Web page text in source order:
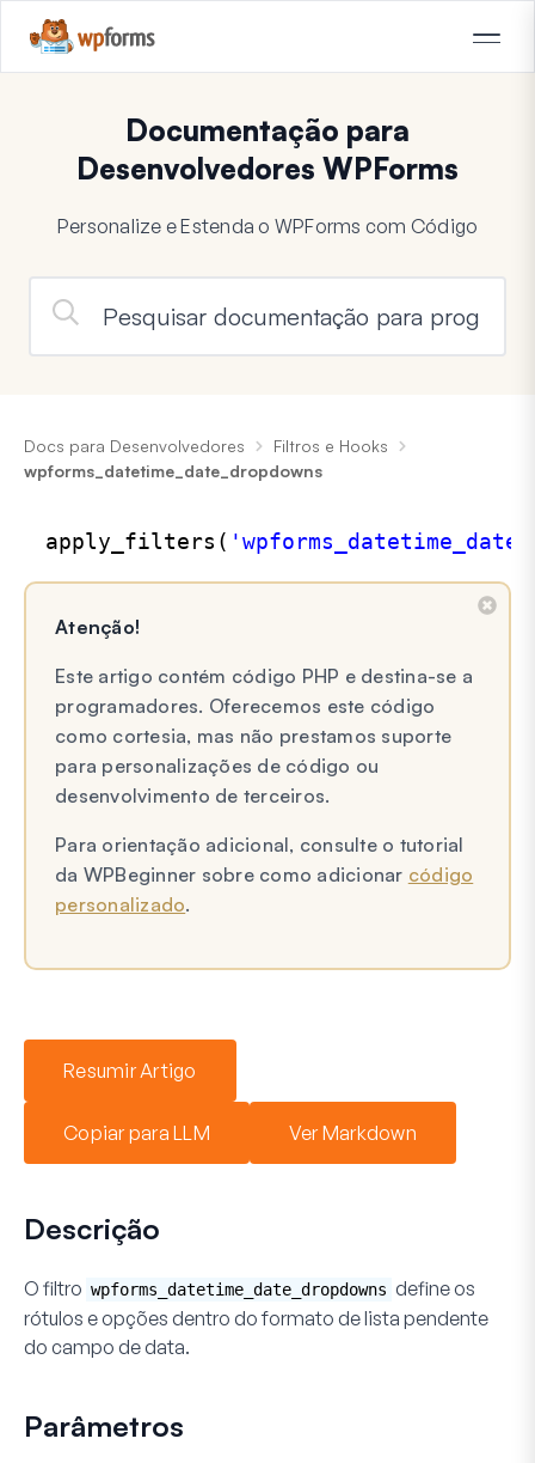
Documentação para
Desenvolvedores WPForms
Personalize e Estenda o WPForms com Código
Docs para Desenvolvedores
Filtros e Hooks
wpforms_datetime_date_dropdowns
apply_filters(
Atenção!
Este artigo contém código PHP e destina-se a
programadores. Oferecemos este código
como cortesia, mas não prestamos suporte
para personalizações de código ou
desenvolvimento de terceiros.
Para orientação adicional, consulte o tutorial
da WPBeginner sobre como adicionar código
personalizado.
Resumir Artigo
Copiar para LLM Ver Markdown
Descrição
O filtro wpforms_datetime_date_dropdowns define os
rótulos e opções dentro do formato de lista pendente
do campo de data.
Parâmetros